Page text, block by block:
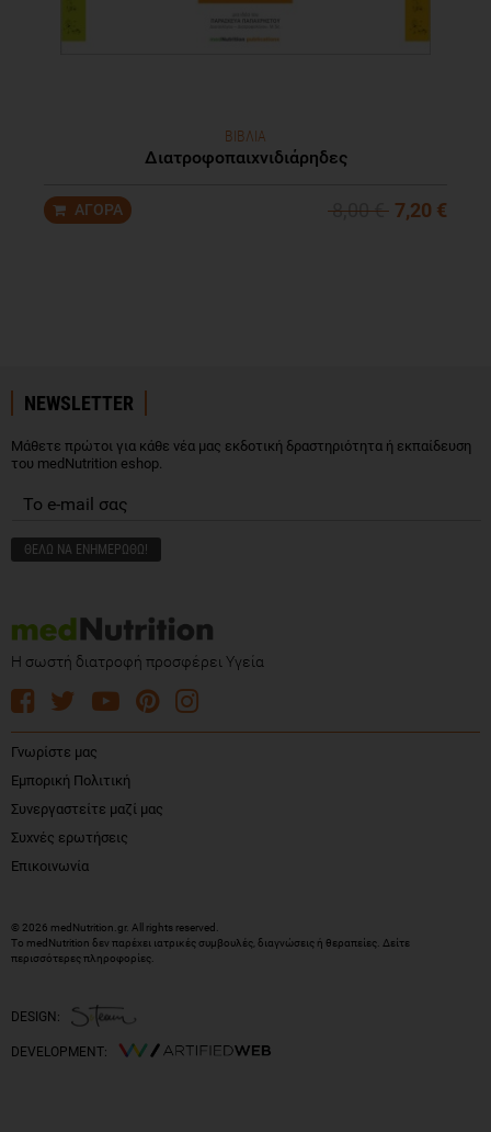
ΒΙΒΛΙΑ
Διατροφοπαιχνιδιάρηδες
8,00 € 7,20 €
NEWSLETTER
Μάθετε πρώτοι για κάθε νέα μας εκδοτική δραστηριότητα ή εκπαίδευση
του medNutrition eshop.
Η σωστή διατροφή προσφέρει Υγεία
Γνωρίστε μας
Εμπορική Πολιτική
Συνεργαστείτε μαζί μας
Συχνές ερωτήσεις
Επικοινωνία
© 2026 medNutrition.gr. All rights reserved.
Το medNutrition δεν παρέχει ιατρικές συμβουλές, διαγνώσεις ή θεραπείες. Δείτε
περισσότερες πληροφορίες
DESIGN:
DEVELOPMENT: